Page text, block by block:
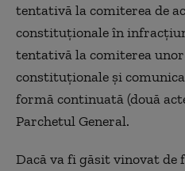
tentativă la comiterea de
constituţionale în
tentativă la comiterea
constituţionale și
formă continuată (două
Parchetul General.
Dacă va fi găsit vinovat de